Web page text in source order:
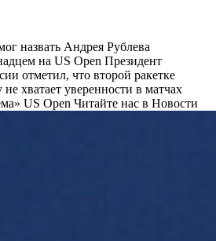
назвать Андрея Рублева
на US Open Президент
отметил, что второй ракетке
хватает уверенности в матчах
US Open Читайте нас в Новости